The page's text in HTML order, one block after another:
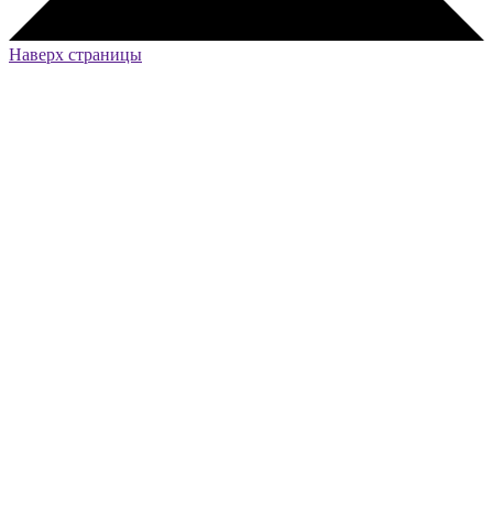
Наверх страницы